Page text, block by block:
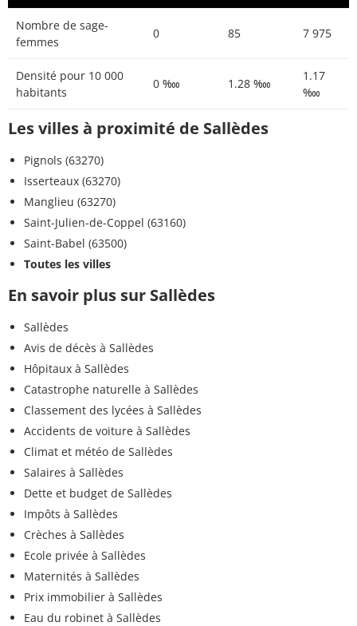
Nombre de sage-
femmes
0 85 7 975
Densité pour 10 000
habitants
0 ‱ 1.28 ‱
1.17
‱
Les villes à proximité de Sallèdes
Pignols (63270)
Isserteaux (63270)
Manglieu (63270)
Saint-Julien-de-Coppel (63160)
Saint-Babel (63500)
Toutes les villes
En savoir plus sur Sallèdes
Sallèdes
Avis de décès à Sallèdes
Hôpitaux à Sallèdes
Catastrophe naturelle à Sallèdes
Classement des lycées à Sallèdes
Accidents de voiture à Sallèdes
Climat et météo de Sallèdes
Salaires à Sallèdes
Dette et budget de Sallèdes
Impôts à Sallèdes
Crèches à Sallèdes
Ecole privée à Sallèdes
Maternités à Sallèdes
Prix immobilier à Sallèdes
Eau du robinet à Sallèdes